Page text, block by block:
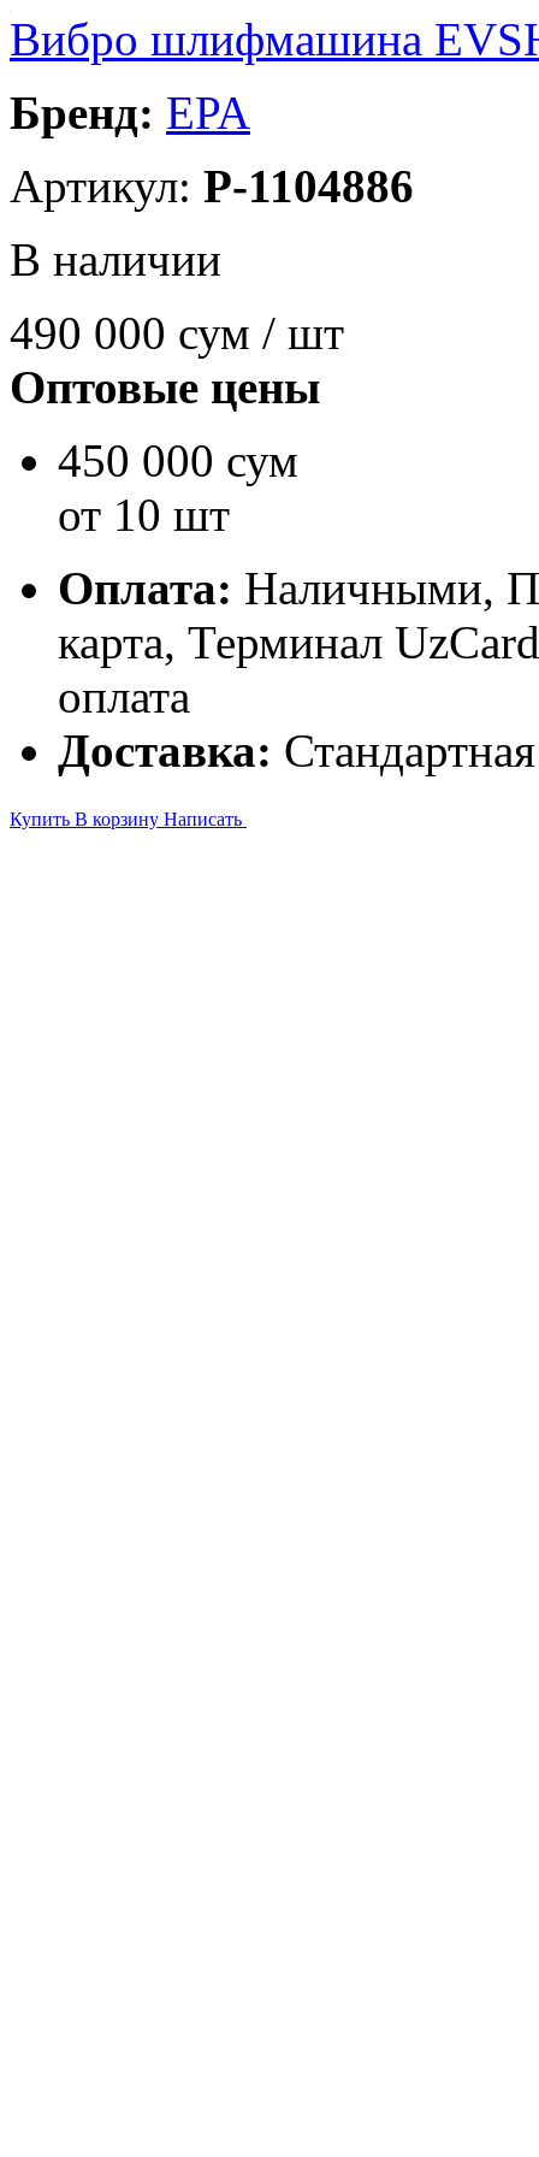
Вибро шлифмашина
Бренд: EPA
Артикул: P-1104886
В наличии
490 000 сум / шт
Оптовые цены
450 000 сум
от 10 шт
Оплата: Наличными,
карта, Терминал
оплата
Доставка:
Купить В корзину Написать